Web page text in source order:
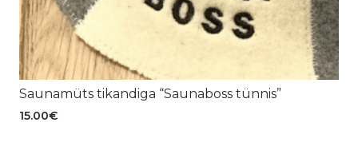
Saunamüts tikandiga “Saunaboss tünnis”
15.00€